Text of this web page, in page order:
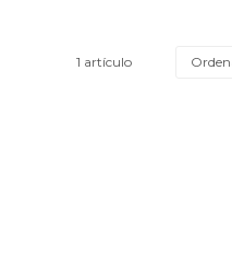
1 artículo